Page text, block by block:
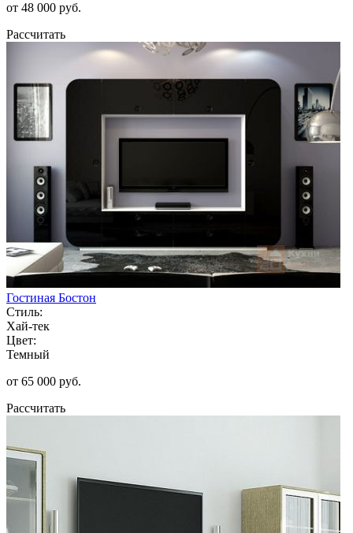
от 48 000 руб.
Рассчитать
Гостиная Бостон
Стиль:
Хай-тек
Цвет:
Темный
от 65 000 руб.
Рассчитать